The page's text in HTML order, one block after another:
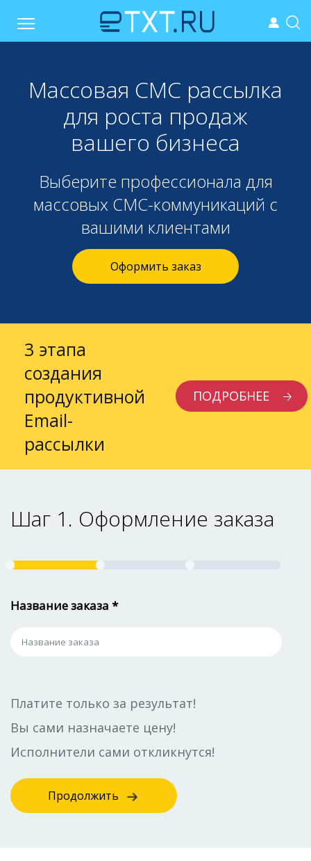
Массовая СМС рассылка
для роста продаж
вашего бизнеса
Выберите профессионала для
массовых СМС-коммуникаций с
вашими клиентами
Оформить заказ
3 этапа
создания
продуктивной
Email-
рассылки
ПОДРОБНЕЕ
Шаг 1. Оформление заказа
Название заказа *
Платите только за результат!
Вы сами назначаете цену!
Исполнители сами откликнутся!
Продолжить